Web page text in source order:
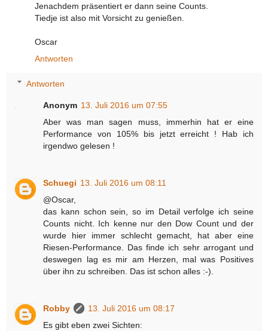
Jenachdem präsentiert er dann seine Counts.
Tiedje ist also mit Vorsicht zu genießen.
Oscar
Antworten
Antworten
Anonym 13. Juli 2016 um 07:55
Aber was man sagen muss, immerhin hat er eine
Performance von 105% bis jetzt erreicht ! Hab ich
irgendwo gelesen !
Schuegi 13. Juli 2016 um 08:11
@Oscar,
das kann schon sein, so im Detail verfolge ich seine
Counts nicht. Ich kenne nur den Dow Count und der
wurde hier immer schlecht gemacht, hat aber eine
Riesen-Performance. Das finde ich sehr arrogant und
deswegen lag es mir am Herzen, mal was Positives
über ihn zu schreiben. Das ist schon alles :-).
Robby
13. Juli 2016 um 08:17
Es gibt eben zwei Sichten: